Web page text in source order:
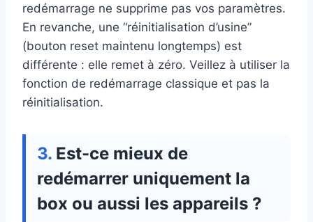
redémarrage ne supprime pas vos paramètres.
En revanche, une “réinitialisation d’usine”
(bouton reset maintenu longtemps) est
différente : elle remet à zéro. Veillez à utiliser la
fonction de redémarrage classique et pas la
réinitialisation.
Est-ce mieux de
redémarrer uniquement la
box ou aussi les appareils ?